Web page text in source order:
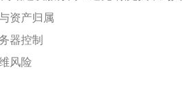
资产归属
器控制
风险